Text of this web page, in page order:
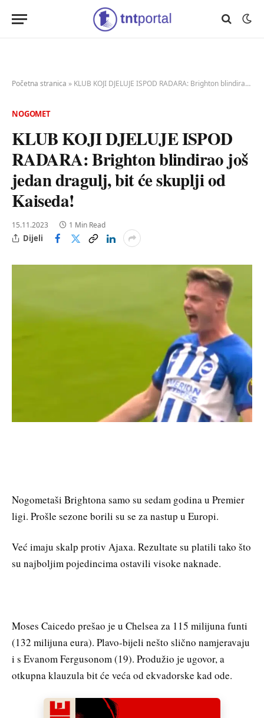
Početna stranica » KLUB KOJI DJELUJE ISPOD RADARA: Brighton blindirao još jedan dragulj, bit će skuplji od Kaiseda!
NOGOMET
KLUB KOJI DJELUJE ISPOD
RADARA: Brighton blindirao još
jedan dragulj, bit će skuplji od
Kaiseda!
15.11.2023 1 Min Read
Dijeli
Nogometaši Brightona samo su sedam godina u Premier
ligi. Prošle sezone borili su se za nastup u Europi.
Već imaju skalp protiv Ajaxa. Rezultate su platili tako što
su najboljim pojedincima ostavili visoke naknade.
Moses Caicedo prešao je u Chelsea za 115 milijuna funti
(132 milijuna eura). Plavo-bijeli nešto slično namjeravaju
i s Evanom Fergusonom (19). Produžio je ugovor, a
otkupna klauzula bit će veća od ekvadorske kad ode.